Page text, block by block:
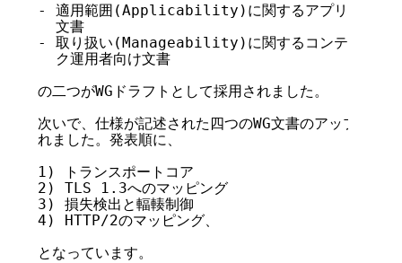
- 適用範囲(Applicability)に関するアプリケーショ
  文書
- 取り扱い(Manageability)に関するコンテンツプロ
  ク運用者向け文書
の二つがWGドラフトとして採用されました。
次いで、仕様が記述された四つのWG文書のアップデー
れました。発表順に、
1) トランスポートコア
2) TLS 1.3へのマッピング
3) 損失検出と輻輳制御
4) HTTP/2のマッピング、
となっています。